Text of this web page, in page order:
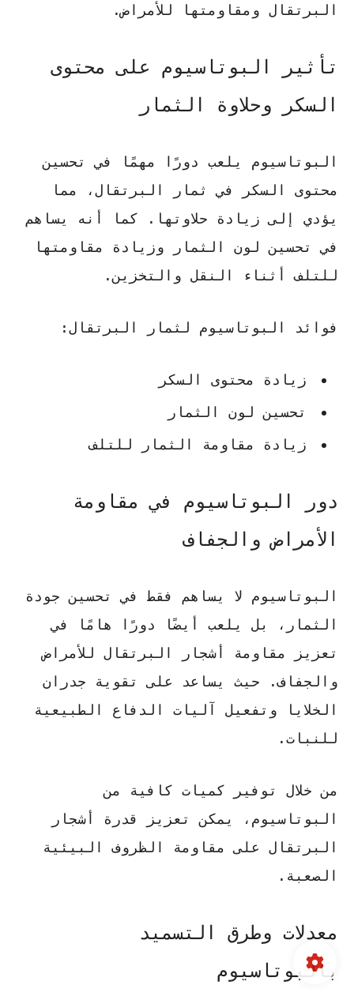
البرتقال ومقاومتها للأمراض.
تأثير البوتاسيوم على محتوى
السكر وحلاوة الثمار
البوتاسيوم يلعب دورًا مهمًا في تحسين
محتوى السكر في ثمار البرتقال، مما
يؤدي إلى زيادة حلاوتها. كما أنه يساهم
في تحسين لون الثمار وزيادة مقاومتها
للتلف أثناء النقل والتخزين.
فوائد البوتاسيوم لثمار البرتقال:
زيادة محتوى السكر
تحسين لون الثمار
زيادة مقاومة الثمار للتلف
دور البوتاسيوم في مقاومة
الأمراض والجفاف
البوتاسيوم لا يساهم فقط في تحسين جودة
الثمار، بل يلعب أيضًا دورًا هامًا في
تعزيز مقاومة أشجار البرتقال للأمراض
والجفاف. حيث يساعد على تقوية جدران
الخلايا وتفعيل آليات الدفاع الطبيعية
للنبات.
من خلال توفير كميات كافية من
البوتاسيوم، يمكن تعزيز قدرة أشجار
البرتقال على مقاومة الظروف البيئية
الصعبة.
معدلات وطرق التسميد
بالبوتاسيوم